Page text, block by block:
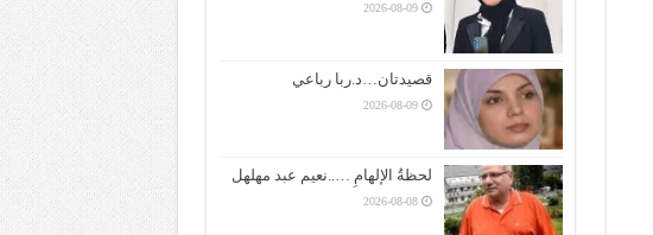
2026-08-09
قصيدتان…د.ربا رباعي
2026-08-09
لحظةُ الإلهامِ …..نعيم عبد مهلهل
2026-08-08